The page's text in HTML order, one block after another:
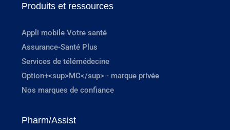
Produits et ressources
Appli mobile Votre santé
Assurance-Santé Plus
Services de télémédecine
Option+<sup>MC</sup> - marque privée
Nos marques de confiance
Pharm/Assist